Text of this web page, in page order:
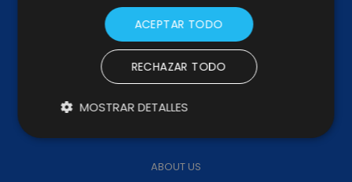
BROCHURE
ABOUT US
ACEPTAR TODO
RECHAZAR TODO
MOSTRAR DETALLES